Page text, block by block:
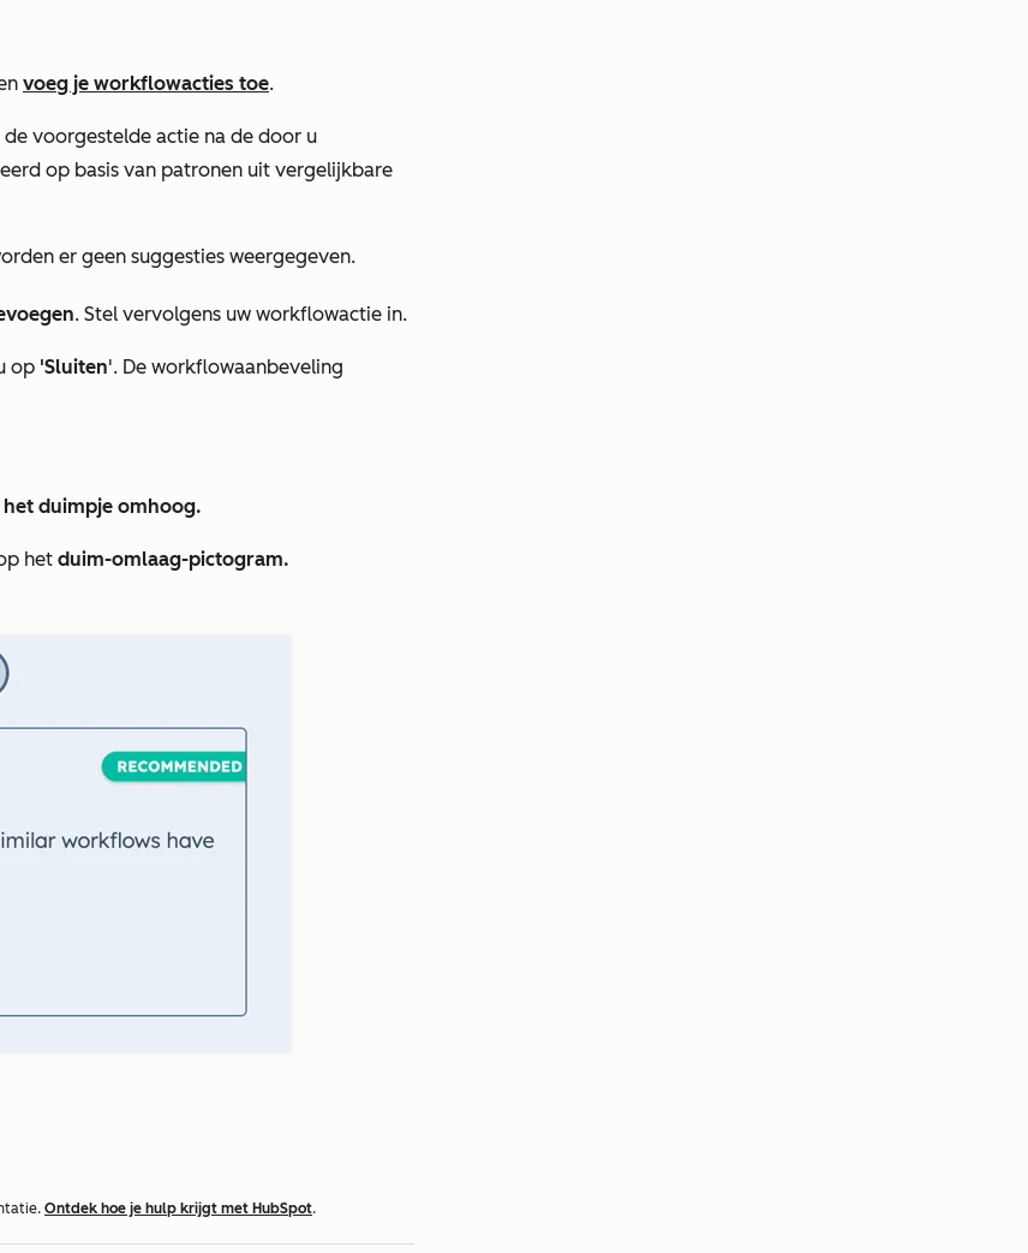
voeg je workflowacties toe.
voorgestelde actie na de door u
op basis van patronen uit vergelijkbare
er geen suggesties weergegeven.
. Stel vervolgens uw workflowactie in.
op 'Sluiten'. De workflowaanbeveling
duimpje omhoog.
het duim-omlaag-pictogram.
Ontdek hoe je hulp krijgt met HubSpot.